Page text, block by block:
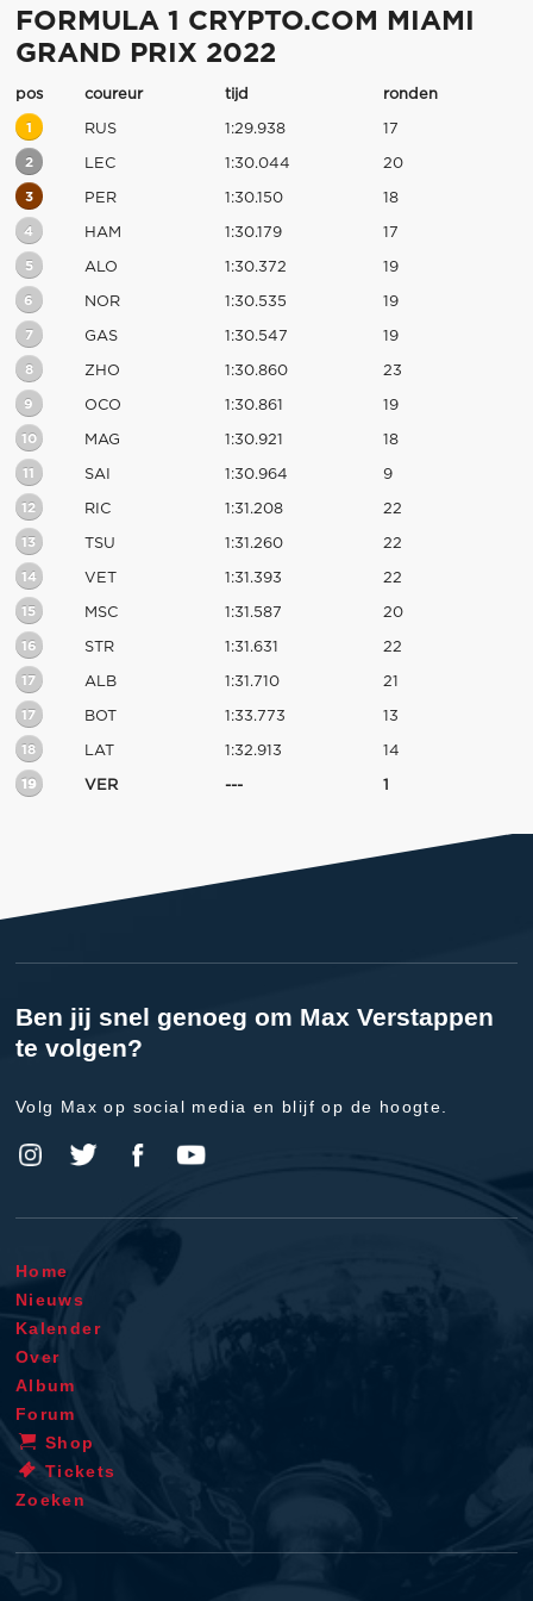
FORMULA 1 CRYPTO.COM MIAMI
GRAND PRIX 2022
pos coureur tijd ronden
1 RUS 1:29.938 17
2 LEC 1:30.044 20
3 PER 1:30.150 18
4 HAM 1:30.179 17
5 ALO 1:30.372 19
6 NOR 1:30.535 19
7 GAS 1:30.547 19
8 ZHO 1:30.860 23
9 OCO 1:30.861 19
10 MAG 1:30.921 18
11 SAI 1:30.964 9
12 RIC 1:31.208 22
13 TSU 1:31.260 22
14 VET 1:31.393 22
15 MSC 1:31.587 20
16 STR 1:31.631 22
17 ALB 1:31.710 21
17 BOT 1:33.773 13
18 LAT 1:32.913 14
19 VER --- 1
Ben jij snel genoeg om Max Verstappen
te volgen?
Volg Max op social media en blijf op de hoogte.
Home
Nieuws
Kalender
Over
Album
Forum
Shop
Tickets
Zoeken